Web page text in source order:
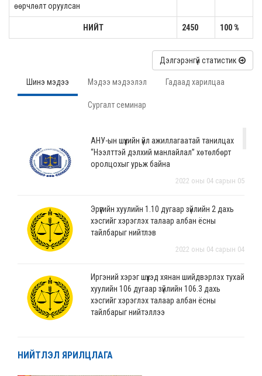
өөрчлөлт оруулсан
НИЙТ 2450 100 %
Дэлгэрэнгүй статистик
Шинэ мэдээ Мэдээ мэдээлэл Гадаад харилцаа
Сургалт семинар
АНУ-ын шүүхийн үйл ажиллагаатай танилцах
“Нээлттэй дэлхий манлайлал” хөтөлбөрт
оролцохыг урьж байна
2022 оны 04 сарын 05
Эрүүгийн хуулийн 1.10 дугаар зүйлийн 2 дахь
хэсгийг хэрэглэх талаар албан ёсны
тайлбарыг нийтлэв
2022 оны 04 сарын 04
Иргэний хэрэг шүүхэд хянан шийдвэрлэх тухай
хуулийн 106 дугаар зүйлийн 106.3 дахь
хэсгийг хэрэглэх талаар албан ёсны
тайлбарыг нийтэллээ
“Монгол Улсын хөгжлийн банк” ХХК-ийн
НИЙТЛЭЛ ЯРИЛЦЛАГА